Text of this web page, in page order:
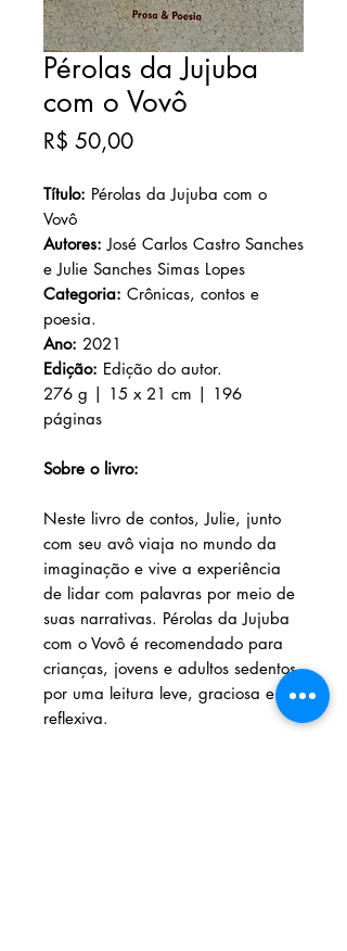
Pérolas da Jujuba
com o Vovô
R$ 50,00Preço
Título: Pérolas da Jujuba com o
Vovô
Autores: José Carlos Castro Sanches
e Julie Sanches Simas Lopes
Categoria: Crônicas, contos e
poesia.
Ano: 2021
Edição: Edição do autor.
276 g | 15 x 21 cm | 196
páginas
Sobre o livro:
Neste livro de contos, Julie, junto
com seu avô viaja no mundo da
imaginação e vive a experiência
de lidar com palavras por meio de
suas narrativas. Pérolas da Jujuba
com o Vovô é recomendado para
crianças, jovens e adultos sedentos
por uma leitura leve, graciosa e
reflexiva.